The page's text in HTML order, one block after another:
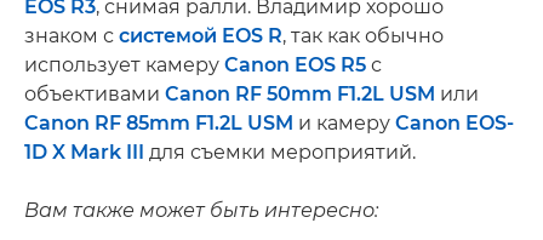
EOS R3, снимая ралли. Владимир хорошо
знаком с системой EOS R, так как обычно
использует камеру Canon EOS R5 с
объективами Canon RF 50mm F1.2L USM или
Canon RF 85mm F1.2L USM и камеру Canon EOS-
1D X Mark III для съемки мероприятий.
Вам также может быть интересно: